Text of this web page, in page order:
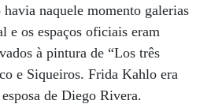
naquele momento galerias
e os espaços oficiais eram
à pintura de “Los três
e Siqueiros. Frida Kahlo era
de Diego Rivera.